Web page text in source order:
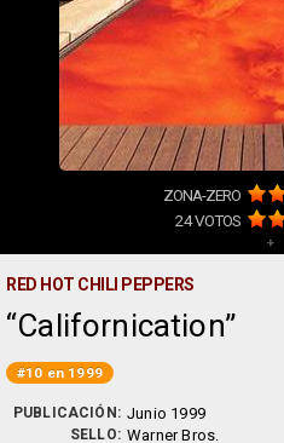
ZONA-ZERO
24VOTOS
+
RED HOT CHILI PEPPERS
Californication
#10 en 1999
PUBLICACIÓN: Junio 1999
SELLO: Warner Bros.